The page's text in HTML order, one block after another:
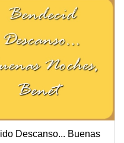
Descanso... Buenas